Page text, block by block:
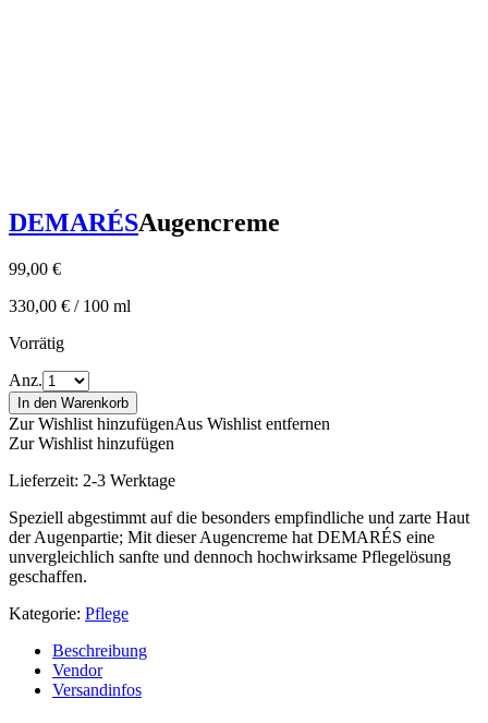
DEMARÉSAugencreme
99,00 €
330,00 € / 100 ml
Vorrätig
Anz.
In den Warenkorb
Zur Wishlist hinzufügenAus Wishlist entfernen
Zur Wishlist hinzufügen
Lieferzeit: 2-3 Werktage
Speziell abgestimmt auf die besonders empfindliche und zarte Haut
der Augenpartie; Mit dieser Augencreme hat DEMARÉS eine
unvergleichlich sanfte und dennoch hochwirksame Pflegelösung
geschaffen.
Kategorie: Pflege
Beschreibung
Vendor
Versandinfos